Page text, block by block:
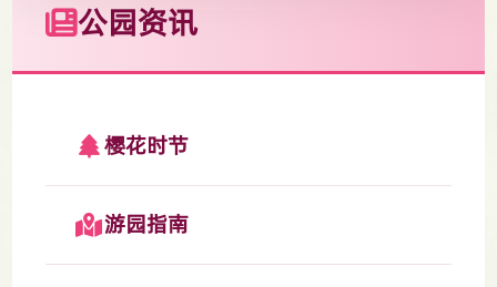
公园资讯
樱花时节
游园指南